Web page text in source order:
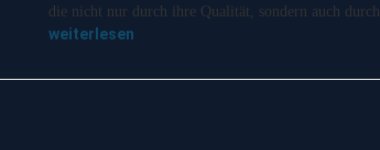
die nicht nur durch ihre Qualität, sondern auch durch
weiterlesen